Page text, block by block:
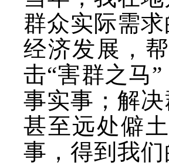
群众实际需
经济发展，
击“害群之马
事实事；解
甚至远处僻
事，得到我